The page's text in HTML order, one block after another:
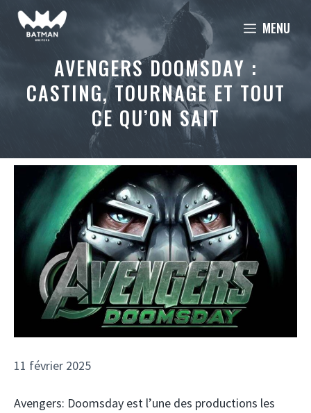
Aller
MENU
AVENGERS DOOMSDAY :
CASTING, TOURNAGE ET TOUT
CE QU’ON SAIT
11 février 2025
Avengers: Doomsday est l’une des productions les